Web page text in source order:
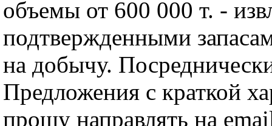
объемы от 600 000 т. -
подтвержденными
на добычу.
Предложения с краткой
прошу направлять на